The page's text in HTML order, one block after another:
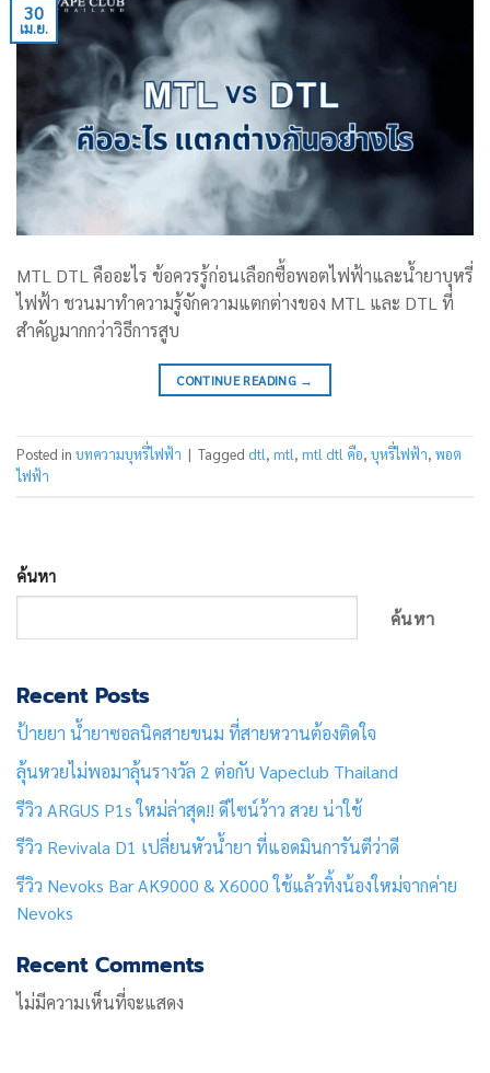
30
เม.ย.
MTL DTL คืออะไร ข้อควรรู้ก่อนเลือกซื้อพอตไฟฟ้าและน้ำยาบุหรี่
ไฟฟ้า ชวนมาทำความรู้จักความแตกต่างของ MTL และ DTL ที่
สำคัญมากกว่าวิธีการสูบ
CONTINUE READING →
Posted in บทความบุหรี่ไฟฟ้า | Tagged dtl, mtl, mtl dtl คือ, บุหรี่ไฟฟ้า, พอต
ไฟฟ้า
ค้นหา
ค้นหา
Recent Posts
ป้ายยา น้ำยาซอลนิคสายขนม ที่สายหวานต้องติดใจ
ลุ้นหวยไม่พอมาลุ้นรางวัล 2 ต่อกับ Vapeclub Thailand
รีวิว ARGUS P1s ใหม่ล่าสุด!! ดีไซน์ว้าว สวย น่าใช้
รีวิว Revivala D1 เปลี่ยนหัวน้ำยา ที่แอดมินการันตีว่าดี
รีวิว Nevoks Bar AK9000 & X6000 ใช้แล้วทิ้งน้องใหม่จากค่าย
Nevoks
Recent Comments
ไม่มีความเห็นที่จะแสดง